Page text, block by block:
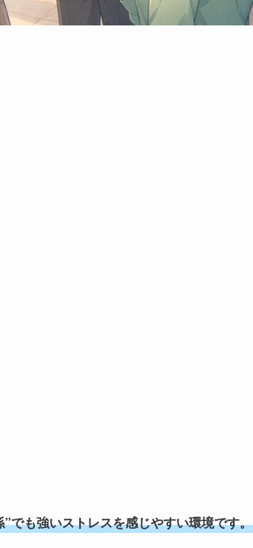
でも強いストレスを感じやすい環境です。